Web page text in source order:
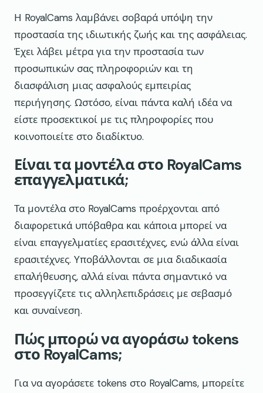
Η RoyalCams λαμβάνει σοβαρά υπόψη την
προστασία της ιδιωτικής ζωής και της ασφάλειας.
Έχει λάβει μέτρα για την προστασία των
προσωπικών σας πληροφοριών και τη
διασφάλιση μιας ασφαλούς εμπειρίας
περιήγησης. Ωστόσο, είναι πάντα καλή ιδέα να
είστε προσεκτικοί με τις πληροφορίες που
κοινοποιείτε στο διαδίκτυο.
Είναι τα μοντέλα στο RoyalCams
επαγγελματικά;
Τα μοντέλα στο RoyalCams προέρχονται από
διαφορετικά υπόβαθρα και κάποια μπορεί να
είναι επαγγελματίες ερασιτέχνες, ενώ άλλα είναι
ερασιτέχνες. Υποβάλλονται σε μια διαδικασία
επαλήθευσης, αλλά είναι πάντα σημαντικό να
προσεγγίζετε τις αλληλεπιδράσεις με σεβασμό
και συναίνεση.
Πώς μπορώ να αγοράσω tokens
στο RoyalCams;
Για να αγοράσετε tokens στο RoyalCams, μπορείτε